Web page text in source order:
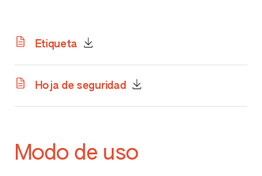
Etiqueta
Hoja de seguridad
Modo de uso